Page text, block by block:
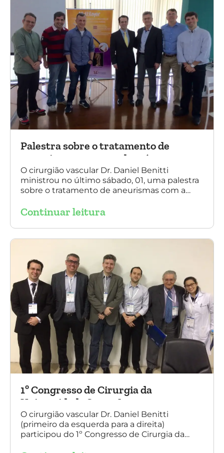
Palestra sobre o tratamento de
aneurismas com a endoprótese
multilayer, em Porto Alegre
O cirurgião vascular Dr. Daniel Benitti
ministrou no último sábado, 01, uma palestra
sobre o tratamento de aneurismas com a
foto, Dr. Daniel Benitti (ao centro) com os
Angiologia e Cirurgia Vascular do Rio Grande
do Sul.
Continuar leitura
1º Congresso de Cirurgia da
Universidade Santo Amaro
O cirurgião vascular Dr. Daniel Benitti
(primeiro da esquerda para a direita)
participou do 1º Congresso de Cirurgia da